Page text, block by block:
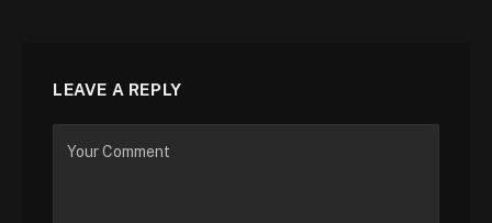
LEAVE A REPLY